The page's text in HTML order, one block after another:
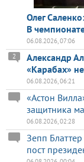
Олег
В
06.08.2026, 07:06
Александр
«Карабах»
2
06.08.2026, 06:21
«Астон
защитника
06.08.2026, 02:28
Зепп
пост